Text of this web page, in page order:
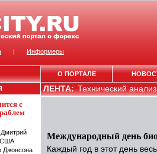
с
США
Джонсона
ЛЕНТА:Технический
Международный день
Каждый год в этот день
| Информеры
О ПОРТАЛЕ